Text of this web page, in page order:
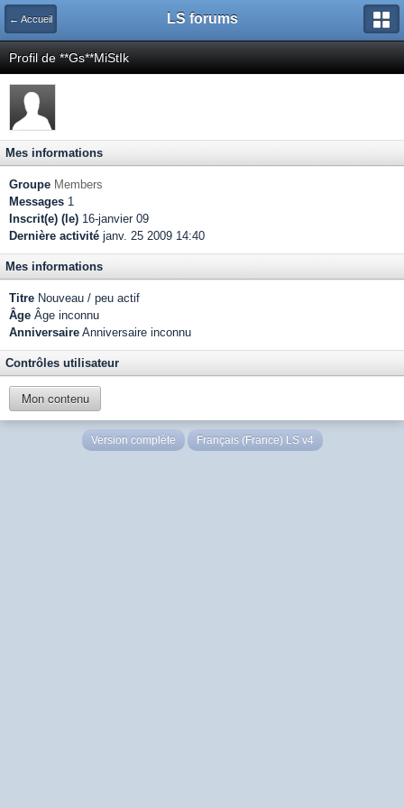
← Accueil LS forums
Profil de **Gs**MiStIk
Mes informations
Groupe Members
Messages 1
Inscrit(e) (le) 16-janvier 09
Dernière activité janv. 25 2009 14:40
Mes informations
Titre Nouveau / peu actif
Âge Âge inconnu
Anniversaire Anniversaire inconnu
Contrôles utilisateur
Mon contenu
Version complète Français (France) LS v4